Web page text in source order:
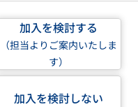
加入を検討する
（担当よりご案内いたしま
す）
加入を検討しない